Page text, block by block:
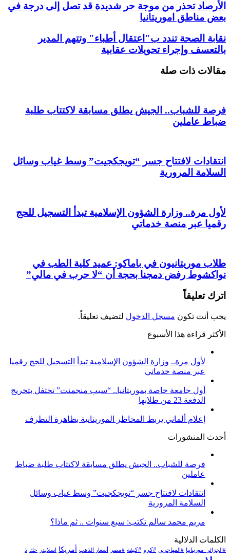
الأرصاد تحذر من موجة حر شديدة قد تصل إلى درجة في
بعض مناطق اموريتانيا
نقابة الصحة تندد ب"اعتقال أطباء" وتتهم المدير
بالتعسف وإجراء تحويلات عقابية
مقالات ذات صلة
فرصة للشباب.. الجيش يطلق مسابقة لاكتتاب طلبة
ضباط عاملين
انتقادات لافتتاح جسر “تويجكجيت” وسط غياب وسائل
السلامة المرورية
لأول مرة.. وزارة الشؤون الإسلامية تبدأ التسجيل للحج
رقميا عبر منصة خدماتي
طلاب موريتانيون في باماكو: عميد كلية الطب في
نواكشوط رفض دمجنا بحجة أن “لا حرب في مالي”
اترك تعليقاً
يجب أنت تكون مسجل الدخول لتضيف تعليقاً.
الأكثر قراءة هذا الأسبوع
لأول مرة.. وزارة الشؤون الإسلامية تبدأ التسجيل للحج رقميا
عبر منصة خدماتي
أول جامعة خاصة بموريتانيا.. “سيب منجمنت” تحتفل بتخريج
الدفعة 23 من طلابها
إعلام ألماني يربط المحاظر الموريتانية بظاهرة التطرف
أحدث المنشورات
فرصة للشباب.. الجيش يطلق مسابقة لاكتتاب طلبة ضباط
عاملين
انتقادات لافتتاح جسر “تويجكجيت” وسط غياب وسائل
السلامة المرورية
مريم محمد سالم تكتب: سبع سنوات .. ثم ماذا؟
الكلمات الدلالية
#الجزائر_موريتانيا #المهاجرين #كرو #كيفة #مصر أسعار الذهب أمريكا اسلايدر حك ذ